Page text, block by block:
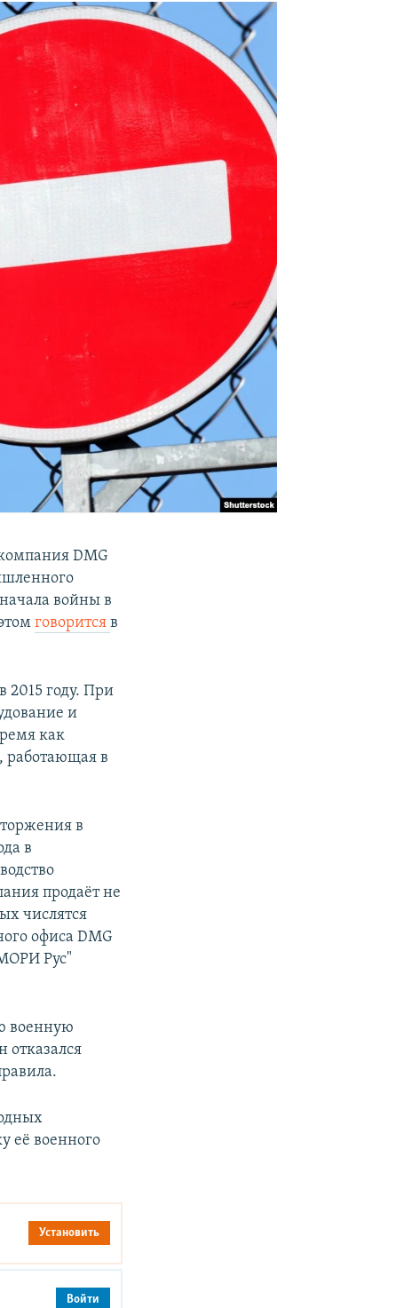
DMG
войны в
говоритсяв
2015 году. При
и
как
работающая в
в
в
продаёт не
числятся
офиса DMG
Рус"
военную
отказался
её военного
Установить
Войти